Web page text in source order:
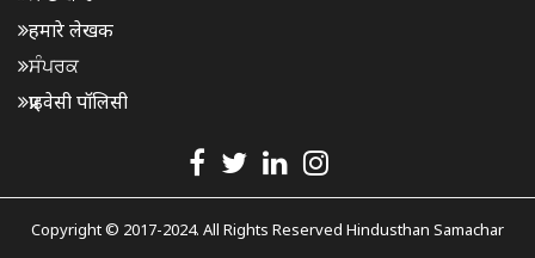
हमारे लेखक
ਸੰਪਰਕ
प्राइवेसी पॉलिसी
Copyright © 2017-2024. All Rights Reserved Hindusthan Samachar